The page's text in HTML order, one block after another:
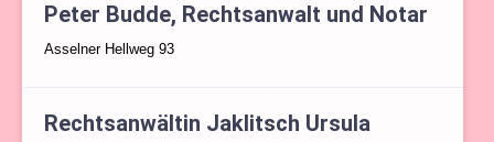
Peter Budde, Rechtsanwalt und Notar
Asselner Hellweg 93
Rechtsanwältin Jaklitsch Ursula